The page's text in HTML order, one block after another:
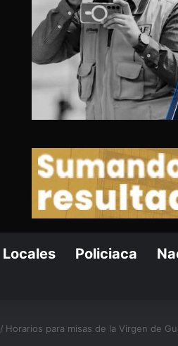
Locales Policiaca
/ Horarios para misas de la Virgen de